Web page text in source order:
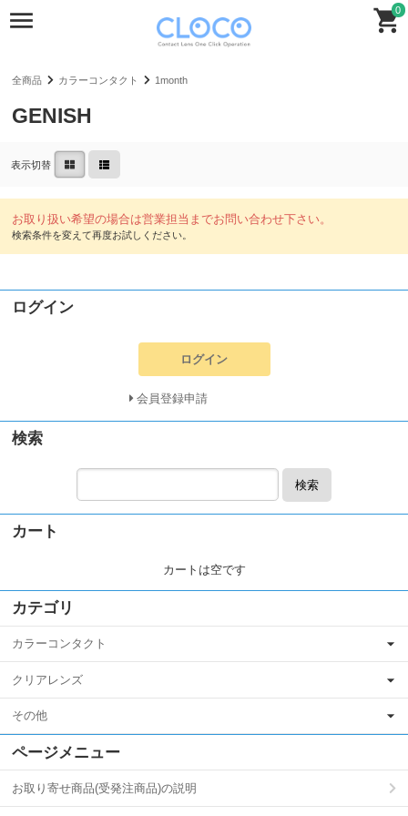
0
全商品 カラーコンタクト 1month
GENISH
表示切替
ログイン
ログイン
検索
検索
カート
カートは空です
カテゴリ
カラーコンタクト
クリアレンズ
その他
ページメニュー
お取り寄せ商品(受発注商品)の説明